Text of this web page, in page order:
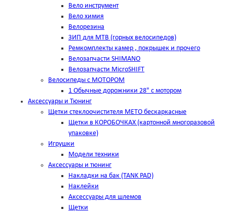
Вело инструмент
Вело химия
Велорезина
ЗИП для MTB (горных велосипедов)
Ремкомплекты камер , покрышек и прочего
Велозапчасти SHIMANO
Велозапчасти MicroSHIFT
Велосипеды с МОТОРОМ
1 Обычные дорожники 28" с мотором
Аксессуары и Тюнинг
Щетки стеклоочистителя METO бескаркасные
Щетки в КОРОБОЧКАХ (картонной многоразовой
упаковке)
Игрушки
Модели техники
Аксессуары и тюнинг
Накладки на бак (TANK PAD)
Наклейки
Аксессуары для шлемов
Щетки